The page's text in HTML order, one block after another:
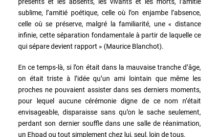
sublime, l’amitié poétique, celle où l’on enjambe l’absence,
celle où se préserve, malgré la familiarité, une « distance
infinie, cette séparation fondamentale à partir de laquelle ce
qui sépare devient rapport » (Maurice Blanchot).
En ce temps-là, si l’on était dans la mauvaise tranche d’âge,
on était triste à l’idée qu’un ami lointain que même les
proches ne pouvaient assister dans ses derniers moments,
pour lequel aucune cérémonie digne de ce nom n’était
envisageable, disparaisse sans qu’on le sache seulement,
perdant son dernier souffle dans une salle de réanimation,
un Ehpad ou tout simplement chez lui, seul, loin de tous.